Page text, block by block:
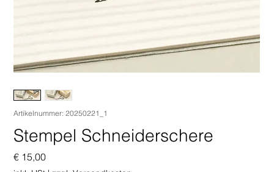
Artikelnummer: 20250221_1
Stempel Schneiderschere
€ 15,00Preis